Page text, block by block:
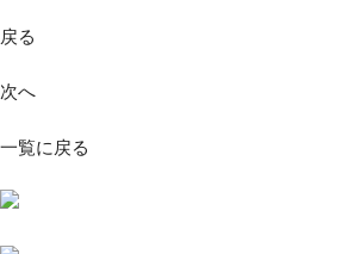
戻る
次へ
一覧に戻る